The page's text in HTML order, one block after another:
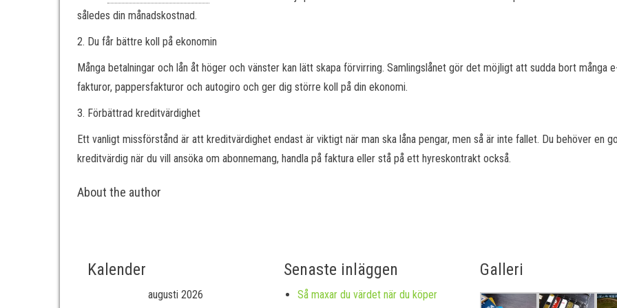
således din månadskostnad.
2. Du får bättre koll på ekonomin
Många betalningar och lån åt höger och vänster kan lätt skapa förvirring. Samlingslånet gör det möjligt att sudda bort många
fakturor, pappersfakturor och autogiro och ger dig större koll på din ekonomi.
3. Förbättrad kreditvärdighet
Ett vanligt missförstånd är att kreditvärdighet endast är viktigt när man ska låna pengar, men så är inte fallet. Du behöver en
kreditvärdig när du vill ansöka om abonnemang, handla på faktura eller stå på ett hyreskontrakt också.
About the author
Kalender
augusti 2026
Senaste inläggen
Så maxar du värdet när du köper
Galleri